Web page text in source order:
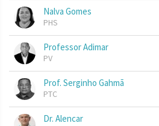
Nalva Gomes
PHS
Professor Adimar
PV
Prof. Serginho Gahmã
PTC
Dr. Alencar